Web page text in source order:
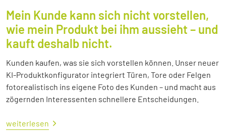
Mein Kunde kann sich nicht vorstellen,
wie mein Produkt bei ihm aussieht – und
kauft deshalb nicht.
Kunden kaufen, was sie sich vorstellen können. Unser neuer
KI-Produktkonfigurator integriert Türen, Tore oder Felgen
fotorealistisch ins eigene Foto des Kunden – und macht aus
zögernden Interessenten schnellere Entscheidungen.
weiterlesen